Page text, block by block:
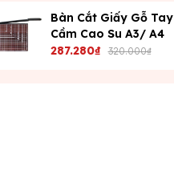
Bàn Cắt Giấy Gỗ Tay
Cầm Cao Su A3/ A4
287.280₫ 320.000₫